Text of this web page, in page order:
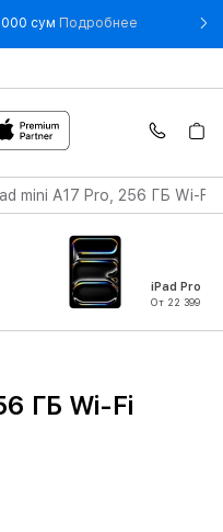
сум Подробнее- Выгода в
mini A17 Pro, 256 ГБ Wi-Fi
iPad Pro 11
От 22 399 000
ГБ Wi-Fi